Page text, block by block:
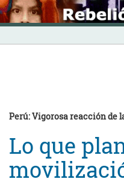
Skip
to
content
INICIO
Perú: Vigorosa reacción de
Lo que